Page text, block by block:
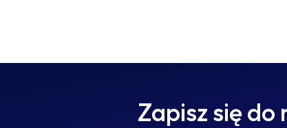
Zapisz się do